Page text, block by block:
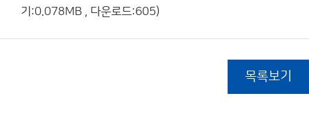
기:0.078MB , 다운로드:605)
목록보기